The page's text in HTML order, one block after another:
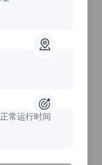
常运行时间